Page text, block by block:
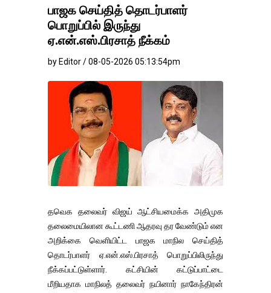
பாஜக செய்தித் தொடர்பாளர்
பொறுப்பில் இருந்து
ஏ.என்.எஸ்.பிரசாத் நீக்கம்
by Editor / 08-05-2026 05:13:54pm
தவெக தலைவர் விஜய் ஆட்சியமைக்க அதிமுக
தலைமையிலான கூட்டணி ஆதரவு தர வேண்டும் என
அறிக்கை வெளியிட்ட பாஜக மாநில செய்தித்
தொடர்பாளர் ஏ.என்.எஸ்.பிரசாத் பொறுப்பிலிருந்து
நீக்கப்பட்டுள்ளார். கட்சியின் கட்டுப்பாட்டை
மீறியதாக மாநிலத் தலைவர் நயினார் நாகேந்திரன்